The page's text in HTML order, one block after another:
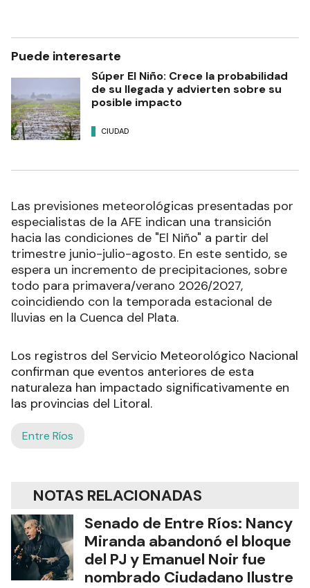
Puede interesarte
Súper El Niño: Crece la probabilidad
de su llegada y advierten sobre su
posible impacto
CIUDAD
Las previsiones meteorológicas presentadas por
especialistas de la AFE indican una transición
hacia las condiciones de "El Niño" a partir del
trimestre junio-julio-agosto. En este sentido, se
espera un incremento de precipitaciones, sobre
todo para primavera/verano 2026/2027,
coincidiendo con la temporada estacional de
lluvias en la Cuenca del Plata.
Los registros del Servicio Meteorológico Nacional
confirman que eventos anteriores de esta
naturaleza han impactado significativamente en
las provincias del Litoral.
Entre Ríos
NOTAS RELACIONADAS
Senado de Entre Ríos: Nancy
Miranda abandonó el bloque
del PJ y Emanuel Noir fue
nombrado Ciudadano Ilustre